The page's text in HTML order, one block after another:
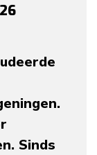
Sinds